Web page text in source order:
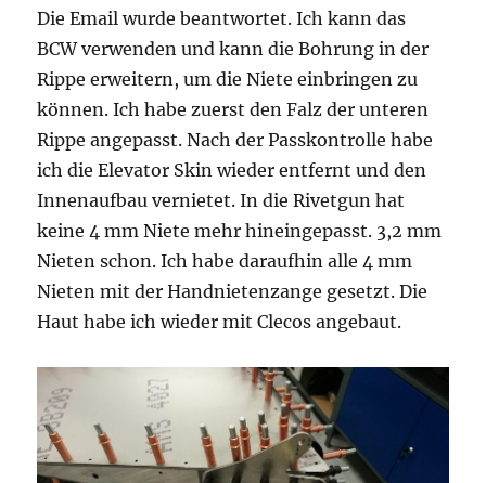
Die Email wurde beantwortet. Ich kann das
BCW verwenden und kann die Bohrung in der
Rippe erweitern, um die Niete einbringen zu
können. Ich habe zuerst den Falz der unteren
Rippeangepasst. Nach der Passkontrolle habe
ich die Elevator Skin wieder entfernt und den
Innenaufbau vernietet. In die Rivetgun hat
keine 4 mm Niete mehr hineingepasst. 3,2 mm
Nieten schon. Ich habe daraufhin alle 4 mm
Nieten mit der Handnietenzange gesetzt. Die
Haut habe ich wieder mit Clecos angebaut.